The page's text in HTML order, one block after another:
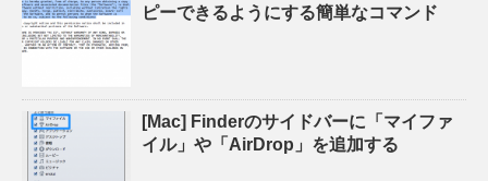
ピーできるようにする簡単なコマンド
[Mac] Finderのサイドバーに「マイファ
イル」や「AirDrop」を追加する